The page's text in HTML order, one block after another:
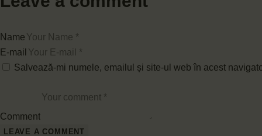
Name
E-mail
Salvează-mi numele, emailul și site-ul web în acest
Comment